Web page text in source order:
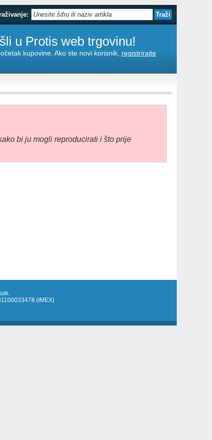
u Protis web trgovinu!
kupovine. Ako ste novi korisnik, registrirajte
bi ju mogli reproducirati i što prije
(IMEX)